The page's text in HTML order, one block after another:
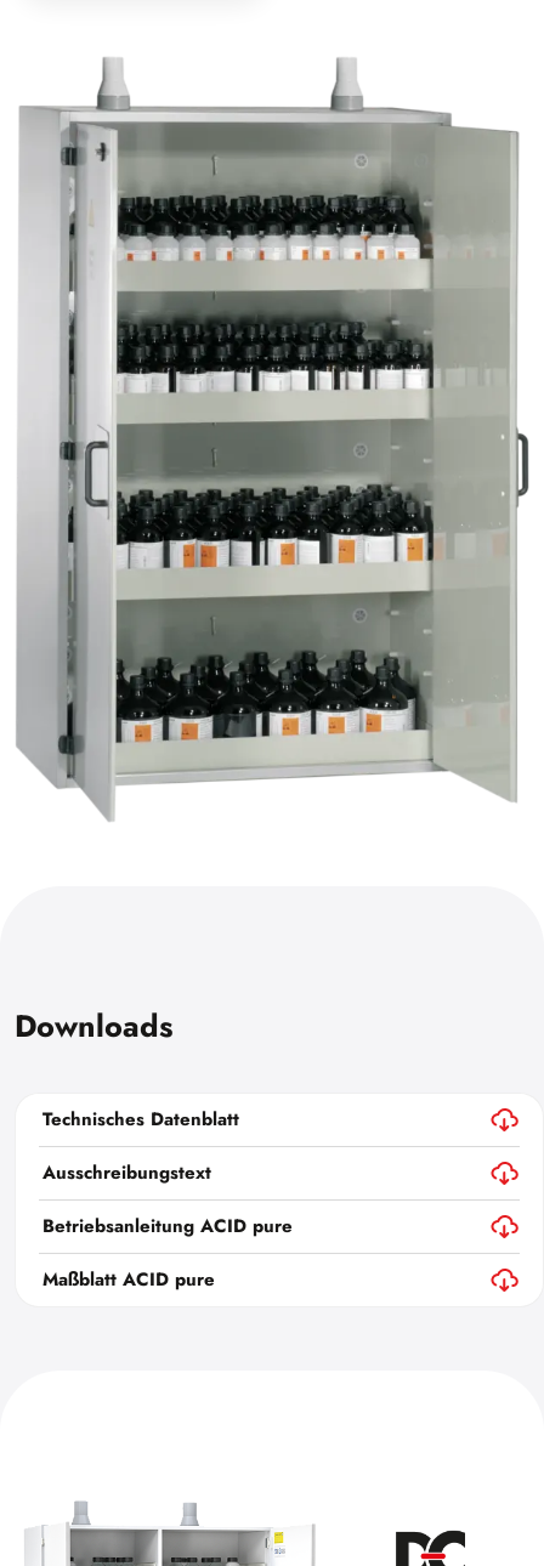
Downloads
Technisches Datenblatt
Ausschreibungstext
Betriebsanleitung ACID pure
Maßblatt ACID pure